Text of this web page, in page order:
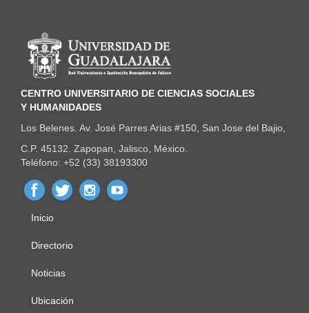
Información del portal
CENTRO UNIVERSITARIO DE CIENCIAS SOCIALES
Y HUMANIDADES
Los Belenes. Av. José Parres Arias #150, San Jose del Bajio,
C.P. 45132. Zapopan, Jalisco, México.
Teléfono: +52 (33) 38193300
Menú
principal
Inicio
Directorio
Noticias
Ubicación